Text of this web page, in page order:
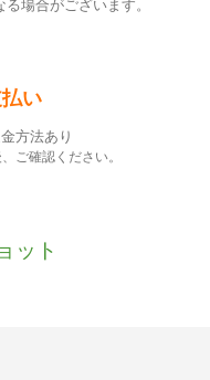
場合がございます。
い
方法あり
ご確認ください。
ット